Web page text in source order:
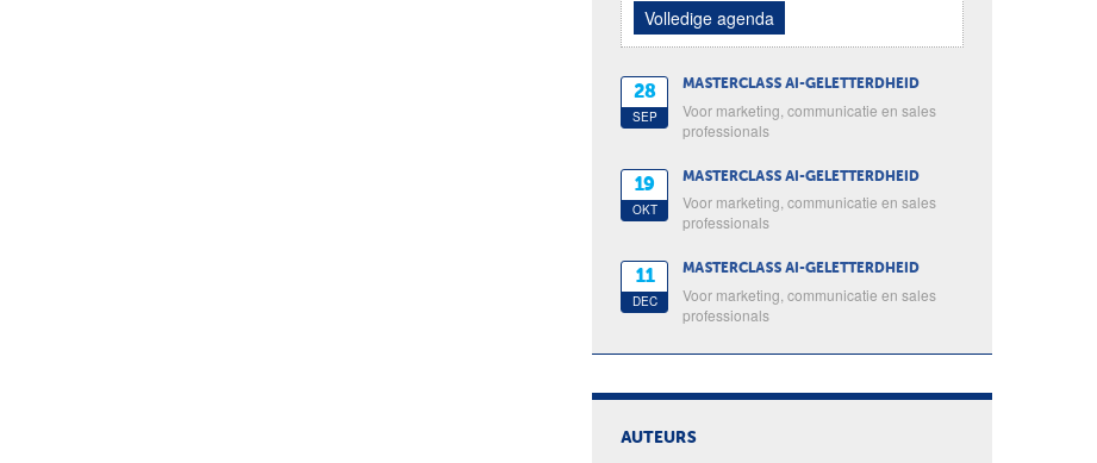
Volledige agenda
28
SEP
MASTERCLASS AI-GELETTERDHEID
Voor marketing, communicatie en sales
professionals
19
OKT
MASTERCLASS AI-GELETTERDHEID
Voor marketing, communicatie en sales
professionals
11
DEC
MASTERCLASS AI-GELETTERDHEID
Voor marketing, communicatie en sales
professionals
AUTEURS